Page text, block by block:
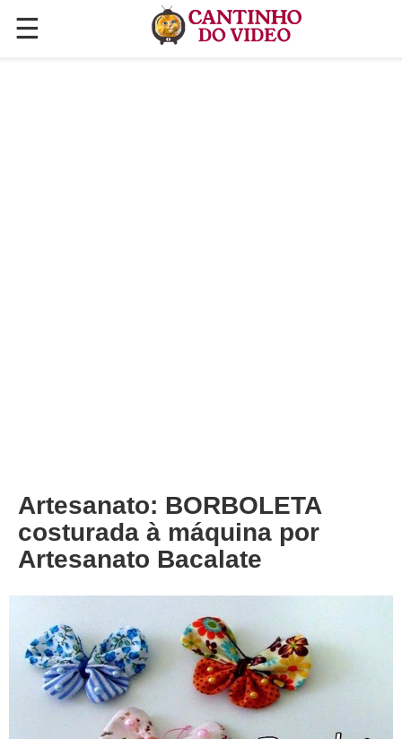
☰
✕
Artesanato: BORBOLETA
costurada à máquina por
Artesanato Bacalate